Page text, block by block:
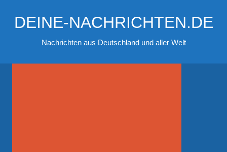
InhaltDEINE-NACHRICHTEN.DE
Nachrichten aus Deutschland und aller Welt